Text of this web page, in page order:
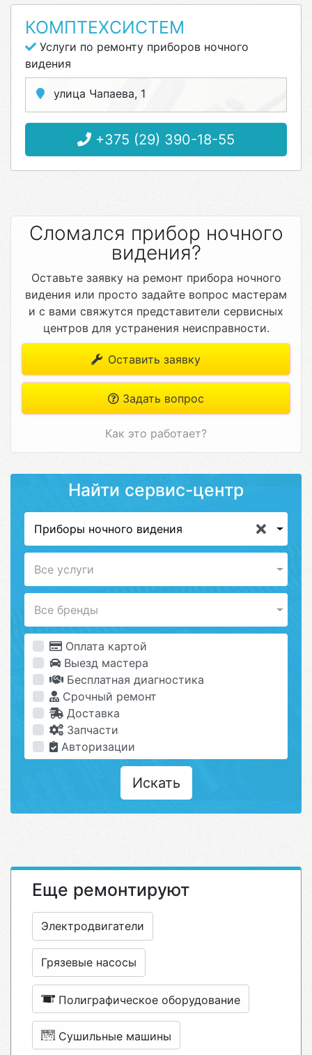
КОМПТЕХСИСТЕМ
Услуги по ремонту приборов ночного
видения
улица Чапаева, 1
+375 (29) 390-18-55
Сломался прибор ночного
видения?
Оставьте заявку на ремонт прибора ночного
видения или просто задайте вопрос мастерам
и с вами свяжутся представители сервисных
центров для устранения неисправности.
Оставить заявку
Задать вопрос
Как это работает?
Найти сервис-центр
Приборы ночного видения
Все услуги
Все бренды
Оплата картой
Выезд мастера
Бесплатная диагностика
Срочный ремонт
Доставка
Запчасти
Авторизации
Искать
Еще ремонтируют
Электродвигатели
Грязевые насосы
Полиграфическое оборудование
Сушильные машины